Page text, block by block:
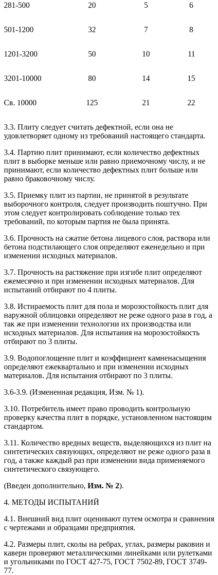
281-500 20 5 6
501-1200 32 7 8
1201-3200 50 10 11
3201-10000 80 14 15
Св. 10000 125 21 22
3.3. Плиту следует считать дефектной, если она не
удовлетворяет одному из требований настоящего стандарта.
3.4. Партию плит принимают, если количество дефектных
плит в выборке меньше или равно приемочному числу, и не
принимают, если количество дефектных плит больше или
равно браковочному числу.
3.5. Приемку плит из партии, не принятой в результате
выборочного контроля, следует производить поштучно. При
этом следует контролировать соблюдение только тех
требований, по которым партия не была принята.
3.6. Прочность на сжатие бетона лицевого слоя, раствора или
бетона подстилающего слоя определяют еженедельно и при
изменении исходных материалов.
3.7. Прочность на растяжение при изгибе плит определяют
ежемесячно и при изменении исходных материалов. Для
испытаний отбирают по 4 плиты.
3.8. Истираемость плит для пола и морозостойкость плит для
наружной облицовки определяют не реже одного раза в год, а
так же при изменении технологии их производства или
исходных материалов. Для испытания на морозостойкость
отбирают по 3 плиты.
3.9. Водопоглощение плит и коэффициент камненасыщения
определяют ежеквартально и при изменении исходных
материалов. Для испытания отбирают по 3 плиты.
3.6-3.9. (Измененная редакция, Изм. № 1).
3.10. Потребитель имеет право проводить контрольную
проверку качества плит в порядке, установленном настоящим
стандартом.
3.11. Количество вредных веществ, выделяющихся из плит на
синтетических связующих, определяют не реже одного раза в
год, а также каждый раз при изменении вида применяемого
синтетического связующего.
(Введен дополнительно, Изм. № 2).
4. МЕТОДЫ ИСПЫТАНИЙ
4.1. Внешний вид плит оценивают путем осмотра и сравнения
с чертежами и образцами предприятия.
4.2. Размеры плит, сколы на ребрах, углах, размеры раковин и
каверн проверяют металлическими линейками или рулетками
и угольниками по ГОСТ 427-75, ГОСТ 7502-89, ГОСТ 3749-
77.